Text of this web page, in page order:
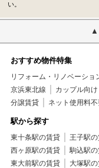
い。
おすすめ物件特集
リフォーム・リノベーショ
京浜東北線
カップル向け
分譲賃貸
ネット使用料
駅から探す
東十条駅の賃貸 王子駅
西ヶ原駅の賃貸
駒込駅
東大前駅の賃貸
大塚駅